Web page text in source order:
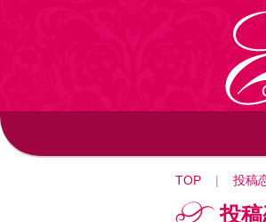
TOP | 投稿
投